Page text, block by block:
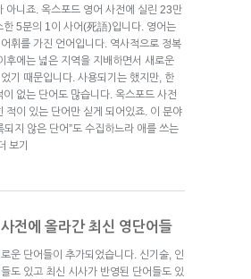
아니죠. 옥스포드 영어 사전에 실린 23만
한 5분의 1이 사어(死語)입니다. 영어는
휘를 가진 언어입니다. 역사적으로 정복
후에는 넓은 지역을 지배하면서 새로운
기 때문입니다. 사용되기는 했지만, 한
이 없는 단어도 많습니다. 옥스포드 사전
적이 있는 단어만 싣게 되어있죠. 이 분야
되지 않은 단어”도 수집하느라 애를 쓰는
보기
전에 올라간 최신 영단어들
운 단어들이 추가되었습니다. 신기술, 인
도 있고 최신 시사가 반영된 단어들도 있